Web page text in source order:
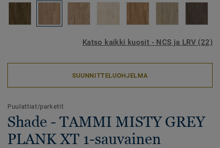
Katso kaikki kuosit - NCS ja LRV (22)
SUUNNITTELUOHJELMA
Puulattiat/parketit
Shade - TAMMI MISTY GREY
PLANK XT 1-sauvainen